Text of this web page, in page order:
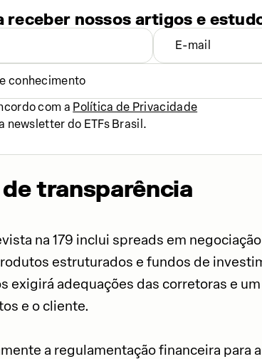
receber nossos artigos e
conhecimento
com a Política de Privacidade
newsletter do ETFs Brasil.
transparência
na 179 inclui spreads em
estruturados e fundos de
exigirá adequações das corretoras e
e o cliente.
a regulamentação financeira para